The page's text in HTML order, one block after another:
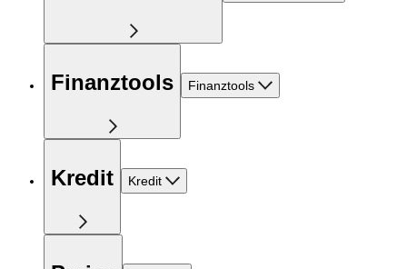
Finanztools Finanztools
Kredit Kredit